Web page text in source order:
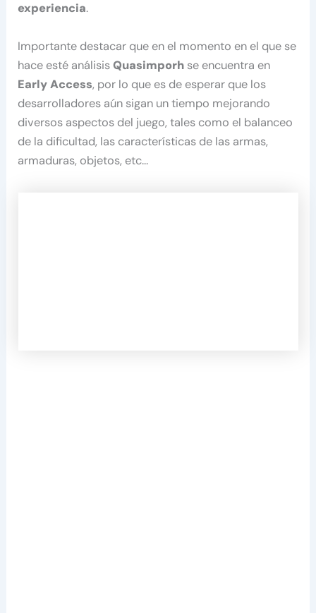
experiencia.
Importante destacar que en el momento en el que se
hace esté análisisQuasimporh se encuentra en
Early Access, por lo que es de esperar que los
desarrolladores aún sigan un tiempo mejorando
diversos aspectos del juego, tales como el balanceo
de la dificultad, las características de las armas,
armaduras, objetos, etc…